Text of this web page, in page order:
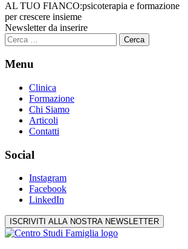
AL TUO FIANCO:psicoterapia e formazione
per crescere insieme
Newsletter da inserire
Ricerca
per:
Menu
Clinica
Formazione
Chi Siamo
Articoli
Contatti
Social
Instagram
Facebook
LinkedIn
ISCRIVITI ALLA NOSTRA NEWSLETTER